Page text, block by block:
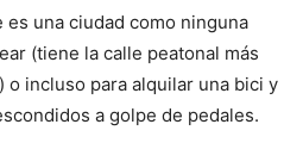
es una ciudad como ninguna
(tiene la calle peatonal más
o incluso para alquilar una bici y
a golpe de pedales.